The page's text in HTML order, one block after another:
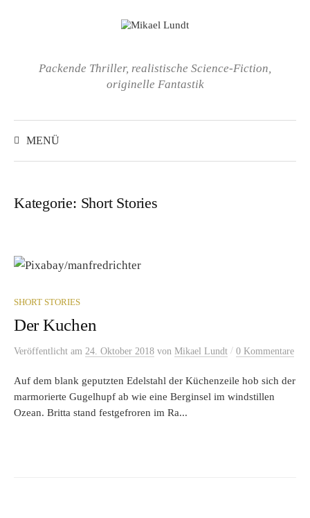
Packende Thriller, realistische Science-Fiction,
originelle Fantastik
MENÜ
Kategorie: Short Stories
SHORT STORIES
Der Kuchen
Veröffentlicht am 24. Oktober 2018 von Mikael Lundt / 0 Kommentare
Auf dem blank geputzten Edelstahl der Küchenzeile hob sich der
marmorierte Gugelhupf ab wie eine Berginsel im windstillen
Ozean. Britta stand festgefroren im Ra...